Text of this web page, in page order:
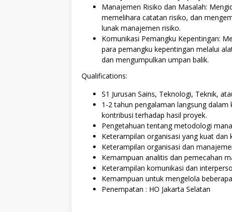
Manajemen Risiko dan Masalah:
memelihara catatan risiko, dan
lunak manajemen risiko.
Komunikasi Pemangku Kepentingan:
para pemangku kepentingan melalui
dan mengumpulkan umpan balik.
Qualifications:
S1 Jurusan Sains, Teknologi, Teknik,
1-2 tahun pengalaman langsung
kontribusi terhadap hasil proyek.
Pengetahuan tentang metodologi
Keterampilan organisasi yang kuat
Keterampilan organisasi dan
Kemampuan analitis dan pemecahan
Keterampilan komunikasi dan
Kemampuan untuk mengelola
Penempatan : HO Jakarta Selatan